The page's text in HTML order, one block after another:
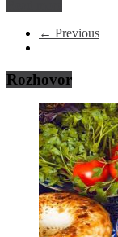
← Previous
Rozhovor